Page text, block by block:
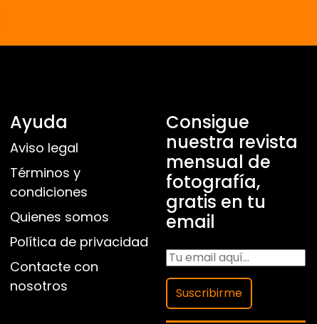
Ayuda
Aviso legal
Términos y
condiciones
Quienes somos
Política de privacidad
Contacte con
nosotros
Consigue
nuestra revista
mensual de
fotografía,
gratis en tu
email
Suscribirme